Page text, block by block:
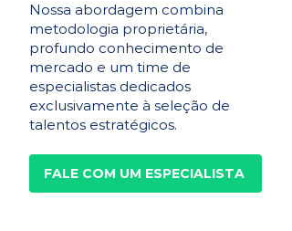
Nossa abordagem combina
metodologia proprietária,
profundo conhecimento de
mercado e um time de
especialistas dedicados
exclusivamente à seleção de
talentos estratégicos.
FALE COM UM ESPECIALISTA